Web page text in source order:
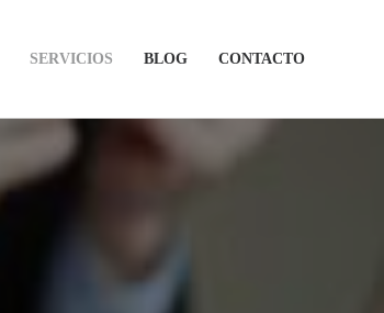
SERVICIOS BLOG CONTACTO